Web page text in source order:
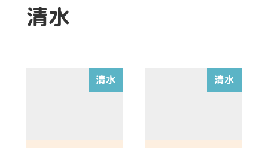
清水
清水 清水